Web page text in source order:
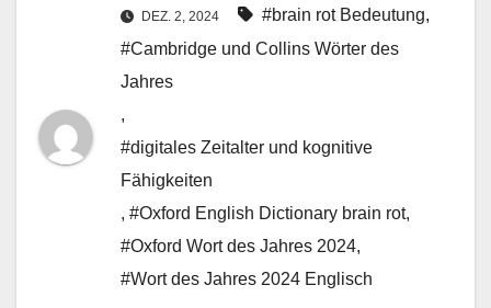
DEZ. 2, 2024 #brain rot Bedeutung,
#Cambridge und Collins Wörter des
Jahres
,
#digitales Zeitalter und kognitive
Fähigkeiten
, #Oxford English Dictionary brain rot,
#Oxford Wort des Jahres 2024,
#Wort des Jahres 2024 Englisch